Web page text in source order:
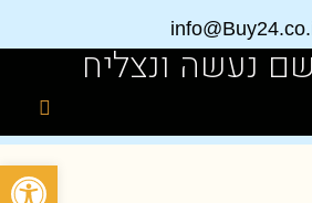
נעשה ונצליח